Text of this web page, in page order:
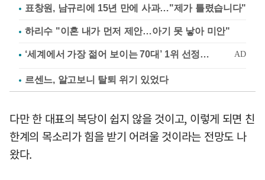
표창원, 남규리에 15년 만에 사과…"제가 틀렸습니다"
하리수 "이혼 내가 먼저 제안…아기 못 낳아 미안"
르센느, 알고보니 탈퇴 위기 있었다
다만 한 대표의 복당이 쉽지 않을 것이고, 이렇게 되면 친
한계의 목소리가 힘을 받기 어려울 것이라는 전망도 나
왔다.